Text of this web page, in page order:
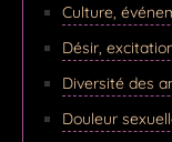
Culture,
Désir,
Diversité des
Douleur